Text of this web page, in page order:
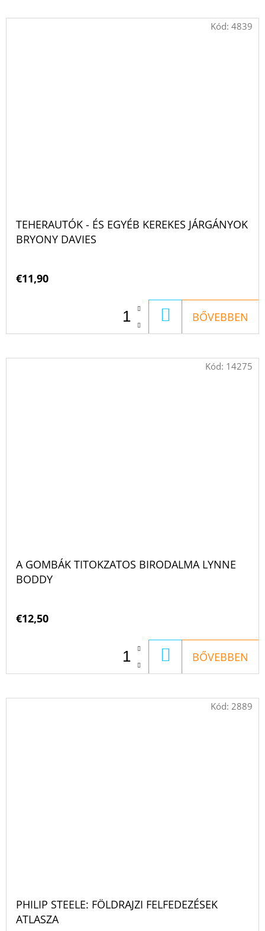
TEHERAUTÓK - ÉS EGYÉB KEREKES JÁRGÁNYOK
BRYONY DAVIES
€11,90
KOSÁRBA
BŐVEBBEN
Kód: 4839
A GOMBÁK TITOKZATOS BIRODALMA LYNNE
BODDY
€12,50
KOSÁRBA
BŐVEBBEN
Kód: 14275
PHILIP STEELE: FÖLDRAJZI FELFEDEZÉSEK
ATLASZA
Kód: 2889